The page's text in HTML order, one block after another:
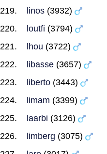
linos (3932)
loutfi (3794)
lhou (3722)
libasse (3657)
liberto (3443)
limam (3399)
laarbi (3126)
limberg (3075)